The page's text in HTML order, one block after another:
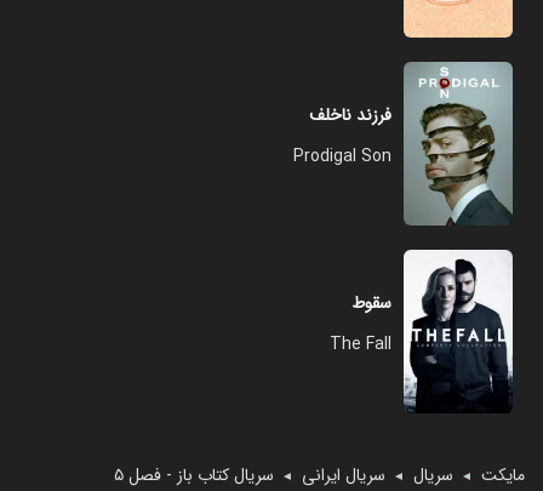
فرزند ناخلف
Prodigal Son
سقوط
The Fall
مایکت ◄ سریال ◄ سریال ایرانی ◄ سریال کتاب باز - فصل ۵